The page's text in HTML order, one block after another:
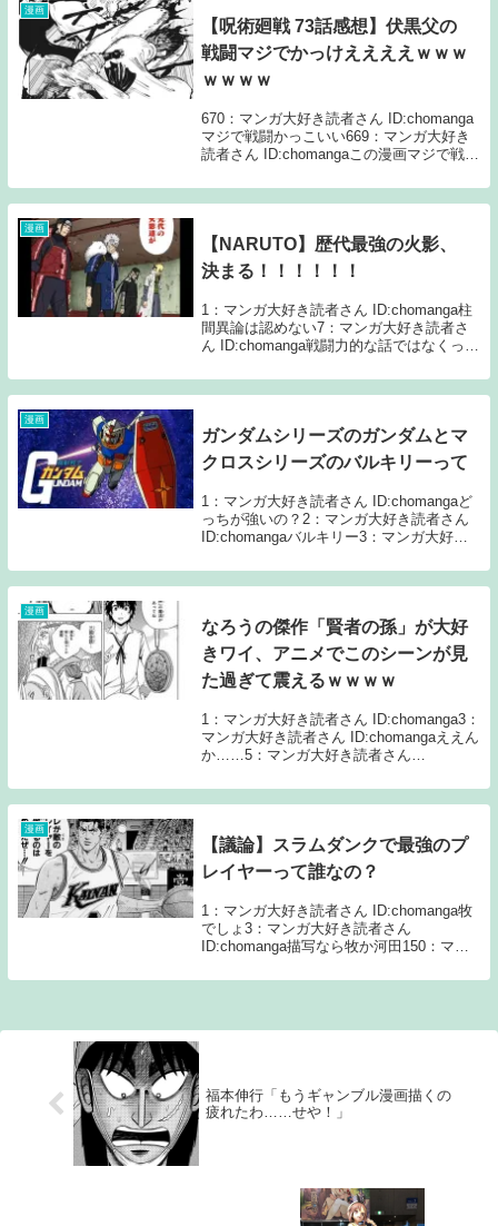
漫画
【呪術廻戦 73話感想】伏黒父の
戦闘マジでかっけええええｗｗｗ
ｗｗｗｗ
670：マンガ大好き読者さん ID:chomanga
マジで戦闘かっこいい669：マンガ大好き
読者さん ID:chomangaこの漫画マジで戦闘
読者さん ID:chomangaやっぱりクッソつえ
えなパパ...
漫画
【NARUTO】歴代最強の火影、
決まる！！！！！！
1：マンガ大好き読者さん ID:chomanga柱
間異論は認めない7：マンガ大好き読者さ
ん ID:chomanga戦闘力的な話ではなくって
たかねえ11：マンガ大好き読者さん
ID:chomanga>>7...
漫画
ガンダムシリーズのガンダムとマ
クロスシリーズのバルキリーって
1：マンガ大好き読者さん ID:chomangaど
っちが強いの？2：マンガ大好き読者さん
ID:chomangaバルキリー3：マンガ大好き
か撃たないイメージだけども7：マンガ大
好き読者さん ...
漫画
なろうの傑作「賢者の孫」が大好
きワイ、アニメでこのシーンが見
た過ぎて震えるｗｗｗｗ
1：マンガ大好き読者さん ID:chomanga3：
マンガ大好き読者さん ID:chomangaええん
か……5：マンガ大好き読者さん
ガ大好き読者さん ID:chomangaババアの頭
の中ピン...
漫画
【議論】スラムダンクで最強のプ
レイヤーって誰なの？
1：マンガ大好き読者さん ID:chomanga牧
でしょ3：マンガ大好き読者さん
ID:chomanga描写なら牧か河田150：マン
ど牧って超人描写あった？描写なら仙道や
福本伸行「もうギャンブル漫画描くの
疲れたわ……せや！」